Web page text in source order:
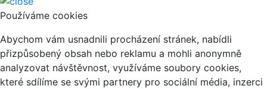
Používáme cookies
Abychom vám usnadnili procházení stránek, nabídli
přizpůsobený obsah nebo reklamu a mohli anonymně
analyzovat návštěvnost, využíváme soubory cookies,
které sdílíme se svými partnery pro sociální média, inzerci